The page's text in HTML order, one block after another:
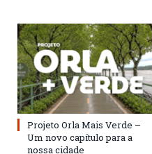
Projeto Orla Mais Verde –
Um novo capítulo para a
nossa cidade